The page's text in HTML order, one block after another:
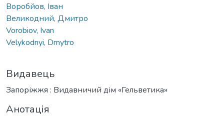
Воробйов, Іван
Великодний, Дмитро
Vorobiov, Ivan
Velykodnyi, Dmytro
Видавець
Запоріжжя : Видавничий дім «Гельветика»
Анотація